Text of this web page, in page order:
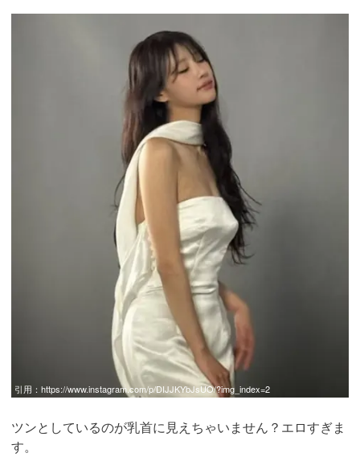
引用： https://www.instagram.com/p/DIJJKYbJsUO/?img_index=2
ツンとしているのが乳首に見えちゃいません？エロすぎま
す。